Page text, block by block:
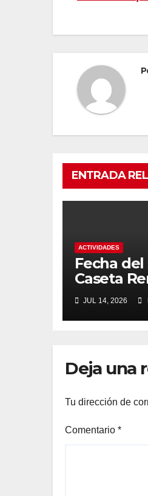
de
ENTRADA
ACTIVIDADES
Fecha
Caseta
Feria de
2026
JUL 14, 2026
Deja una
Tu dirección de
Comentario *